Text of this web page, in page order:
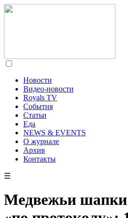
Новости
Видео-новости
Royals TV
События
Статьи
Еда
NEWS & EVENTS
О журнале
Архив
Контакты
☰
Медвежьи